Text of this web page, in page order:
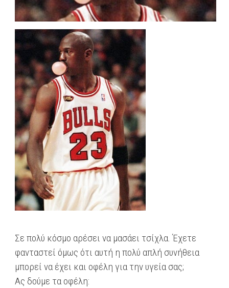
Σε πολύ κόσμο αρέσει να μασάει τσίχλα. Έχετε
φανταστεί όμως ότι αυτή η πολύ απλή συνήθεια
μπορεί να έχει και οφέλη για την υγεία σας;
Ας δούμε τα οφέλη: